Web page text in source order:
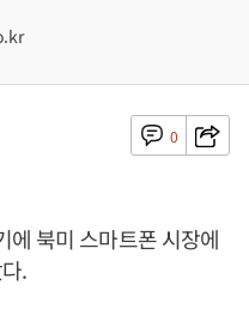
0
에 북미 스마트폰 시장에
.